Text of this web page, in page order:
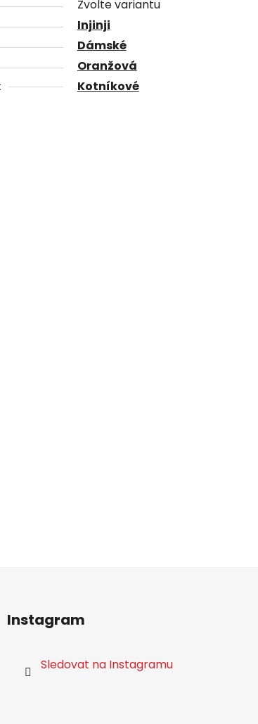
Zvolte variantu
Injinji
Dámské
Oranžová
Kotníkové
Instagram
Sledovat na Instagramu